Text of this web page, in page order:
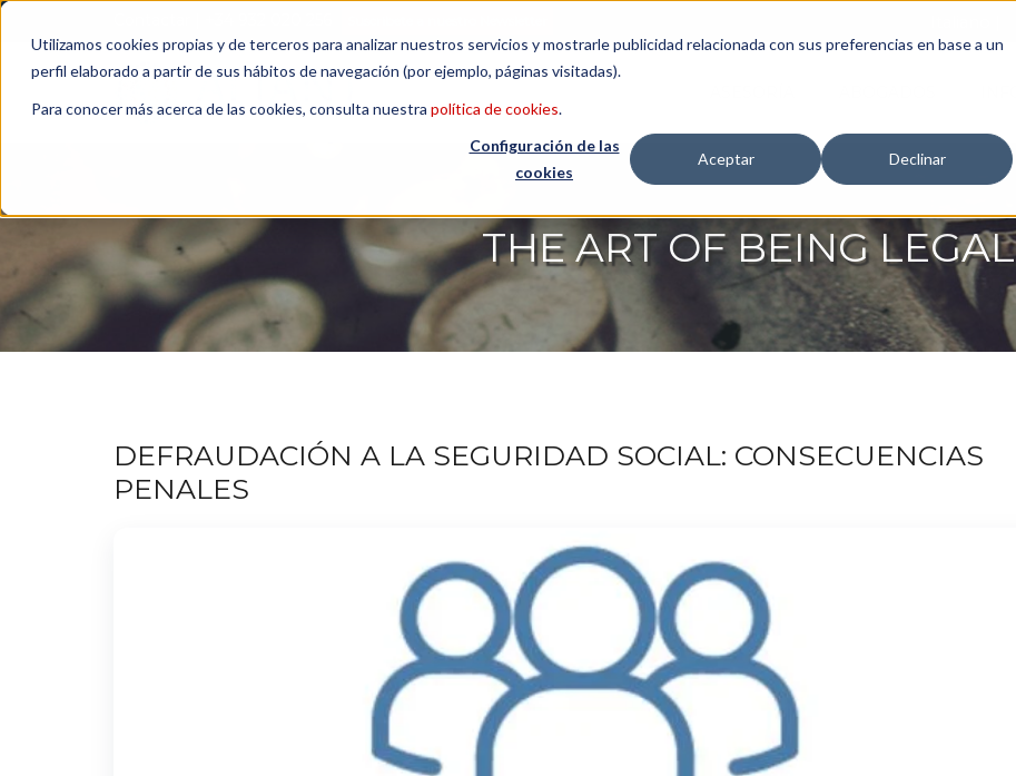
Utilizamos cookies propias y de terceros para analizar nuestros servicios y mostrarle publicidad relacionada con sus preferencias en base a un
perfil elaborado a partir de sus hábitos de navegación (por ejemplo, páginas visitadas).
Para conocer más acerca de las cookies, consulta nuestra política de cookies.
Configuración de las
cookies
Aceptar Declinar
THE ART OF BEING LEGAL
DEFRAUDACIÓN A LA SEGURIDAD SOCIAL: CONSECUENCIAS
PENALES